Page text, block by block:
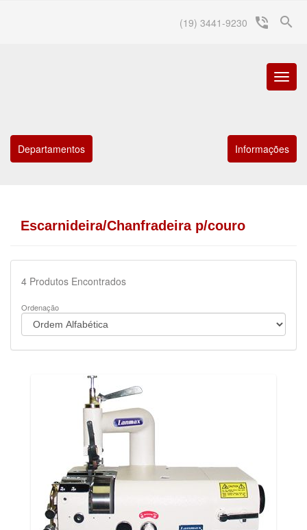
search
(19) 3441-9230 phone_in_talk
Menu
Departamentos Informações
Escarnideira/Chanfradeira p/couro
4 Produtos Encontrados
Ordenação